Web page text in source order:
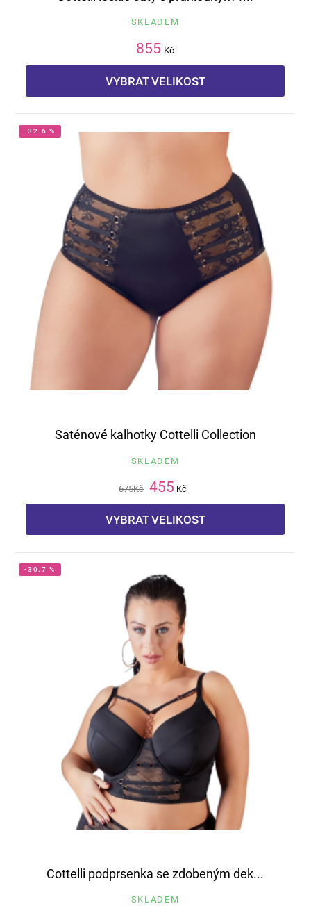
SKLADEM
855 Kč
VYBRAT VELIKOST
-32.6 %
Saténové kalhotky Cottelli Collection
SKLADEM
675Kč 455 Kč
VYBRAT VELIKOST
-30.7 %
Cottelli podprsenka se zdobeným dek...
SKLADEM